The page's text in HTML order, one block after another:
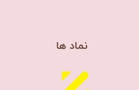
​نماد ها